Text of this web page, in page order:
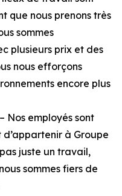
que nous prenons très
sommes
plusieurs prix et des
nous efforçons
encore plus
– Nos employés sont
à Groupe
juste un travail,
sommes fiers de